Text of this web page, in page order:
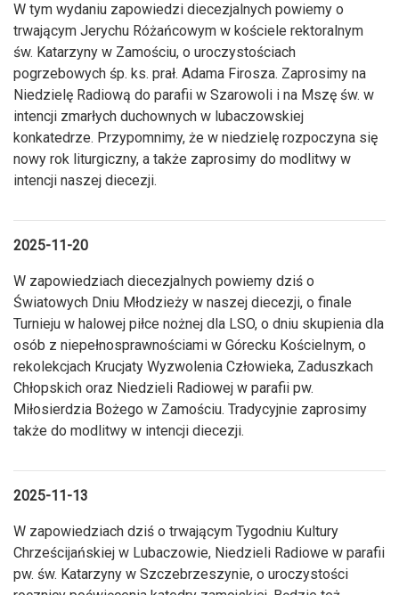
W tym wydaniu zapowiedzi diecezjalnych powiemy o
trwającym Jerychu Różańcowym w kościele rektoralnym
św. Katarzyny w Zamościu, o uroczystościach
pogrzebowych śp. ks. prał. Adama Firosza. Zaprosimy na
Niedzielę Radiową do parafii w Szarowoli i na Mszę św. w
intencji zmarłych duchownych w lubaczowskiej
konkatedrze. Przypomnimy, że w niedzielę rozpoczyna się
nowy rok liturgiczny, a także zaprosimy do modlitwy w
intencji naszej diecezji.
2025-11-20
W zapowiedziach diecezjalnych powiemy dziś o
Światowych Dniu Młodzieży w naszej diecezji, o finale
Turnieju w halowej piłce nożnej dla LSO, o dniu skupienia dla
osób z niepełnosprawnościami w Górecku Kościelnym, o
rekolekcjach Krucjaty Wyzwolenia Człowieka, Zaduszkach
Chłopskich oraz Niedzieli Radiowej w parafii pw.
Miłosierdzia Bożego w Zamościu. Tradycyjnie zaprosimy
także do modlitwy w intencji diecezji.
2025-11-13
W zapowiedziach dziś o trwającym Tygodniu Kultury
Chrześcijańskiej w Lubaczowie, Niedzieli Radiowe w parafii
pw. św. Katarzyny w Szczebrzeszynie, o uroczystości